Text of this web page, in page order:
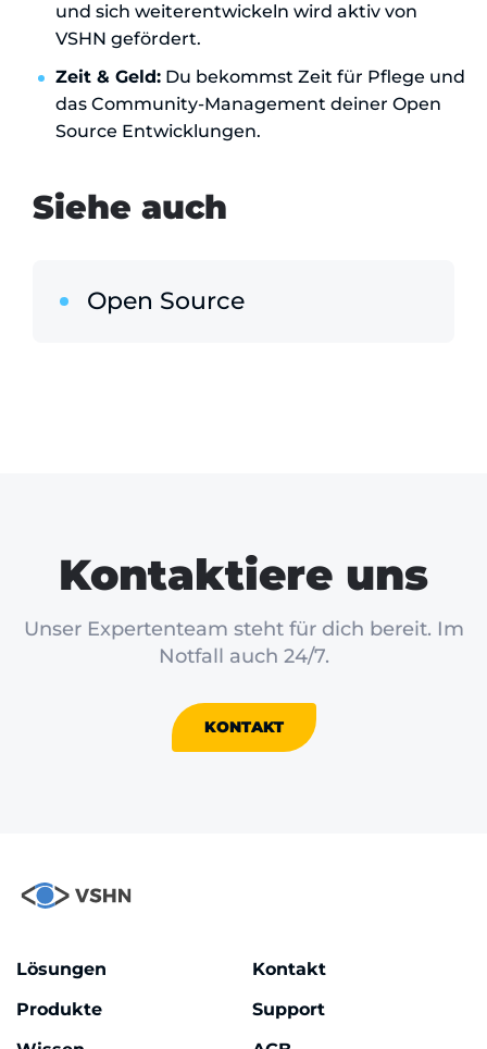
und sich weiterentwickeln wird aktiv von
VSHN gefördert.
Zeit & Geld: Du bekommst Zeit für Pflege und
das Community-Management deiner Open
Source Entwicklungen.
Siehe auch
Open Source
Kontaktiere uns
Unser Expertenteam steht für dich bereit. Im
Notfall auch 24/7.
KONTAKT
Lösungen
Produkte
Kontakt
Support